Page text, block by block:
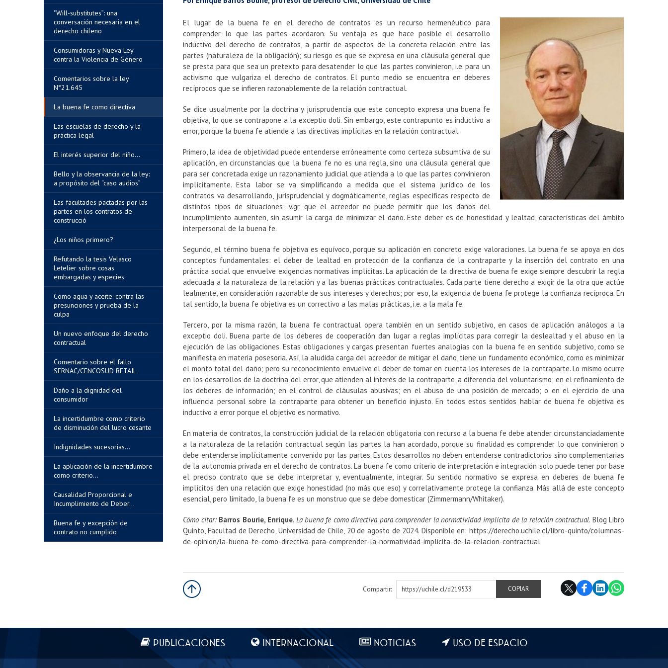
"Will-substitutes”: una
conversación necesaria en el
derecho chileno
Consumidoras y Nueva Ley
contra la Violencia de Género
Comentarios sobre la ley
N°21.645
La buena fe como directiva
Las escuelas de derecho y la
práctica legal
El interés superior del niño...
Bello y la observancia de la ley:
a propósito del “caso audios”
Las facultades pactadas por las
partes en los contratos de
construcció
¿Los niños primero?
Refutando la tesis Velasco
Letelier sobre cosas
embargadas y especies
Como agua y aceite: contra las
presunciones y prueba de la
culpa
Un nuevo enfoque del derecho
contractual
Comentario sobre el fallo
SERNAC/CENCOSUD RETAIL
Daño a la dignidad del
consumidor
La incertidumbre como criterio
de disminución del lucro cesante
Indignidades sucesorias...
La aplicación de la incertidumbre
como criterio...
Causalidad Proporcional e
Incumplimiento de Deber...
Buena fe y excepción de
contrato no cumplido
El lugar de la buena fe en el derecho de contratos es un recurso hermenéutico para
comprender lo que las partes acordaron. Su ventaja es que hace posible el desarrollo
inductivo del derecho de contratos, a partir de aspectos de la concreta relación entre las
partes (naturaleza de la obligación); su riesgo es que se expresa en una cláusula general que
se presta para que sea un pretexto para desatender lo que las partes convinieron, i.e. para un
activismo que vulgariza el derecho de contratos. El punto medio se encuentra en deberes
recíprocos que se infieren razonablemente de la relación contractual.
Se dice usualmente por la doctrina y jurisprudencia que este concepto expresa una buena fe
objetiva, lo que se contrapone a la exceptio doli. Sin embargo, este contrapunto es inductivo a
error, porque la buena fe atiende a las directivas implícitas en la relación contractual.
Primero, la idea de objetividad puede entenderse erróneamente como certeza subsumtiva de su
aplicación, en circunstancias que la buena fe no es una regla, sino una cláusula general que
para ser concretada exige un razonamiento judicial que atienda a lo que las partes convinieron
implícitamente. Esta labor se va simplificando a medida que el sistema jurídico de los
contratos va desarrollando, jurisprudencial y dogmáticamente, reglas específicas respecto de
distintos tipos de situaciones; v.gr. que el acreedor no puede permitir que los daños del
incumplimiento aumenten, sin asumir la carga de minimizar el daño. Este deber es de honestidad y lealtad, características del ámbito
interpersonal de la buena fe.
Segundo, el término buena fe objetiva es equívoco, porque su aplicación en concreto exige valoraciones. La buena fe se apoya en dos
conceptos fundamentales: el deber de lealtad en protección de la confianza de la contraparte y la inserción del contrato en una
práctica social que envuelve exigencias normativas implícitas. La aplicación de la directiva de buena fe exige siempre descubrir la regla
adecuada a la naturaleza de la relación y a las buenas prácticas contractuales. Cada parte tiene derecho a exigir de la otra que actúe
lealmente, en consideración razonable de sus intereses y derechos; por eso, la exigencia de buena fe protege la confianza recíproca. En
tal sentido, la buena fe objetiva es un correctivo a las malas prácticas, i.e. a la mala fe.
Tercero, por la misma razón, la buena fe contractual opera también en un sentido subjetivo, en casos de aplicación análogos a la
exceptio doli. Buena parte de los deberes de cooperación dan lugar a reglas implícitas para corregir la deslealtad y el abuso en la
ejecución de las obligaciones. Estas obligaciones y cargas presentan fuertes analogías con la buena fe en sentido subjetivo, como se
manifiesta en materia posesoria. Así, la aludida carga del acreedor de mitigar el daño, tiene un fundamento económico, como es minimizar
el monto total del daño; pero su reconocimiento envuelve el deber de tomar en cuenta los intereses de la contraparte. Lo mismo ocurre
en los desarrollos de la doctrina del error, que atienden al interés de la contraparte, a diferencia del voluntarismo; en el refinamiento de
los deberes de información; en el control de cláusulas abusivas; en el abuso de una posición de mercado; o en el ejercicio de una
influencia personal sobre la contraparte para obtener un beneficio injusto. En todos estos sentidos hablar de buena fe objetiva es
inductivo a error porque el objetivo es normativo.
En materia de contratos, la construcción judicial de la relación obligatoria con recurso a la buena fe debe atender circunstanciadamente
a la naturaleza de la relación contractual según las partes la han acordado, porque su finalidad es comprender lo que convinieron o
debe entenderse implícitamente convenido por las partes. Estos desarrollos no deben entenderse contradictorios sino complementarias
de la autonomía privada en el derecho de contratos. La buena fe como criterio de interpretación e integración solo puede tener por base
el preciso contrato que se debe interpretar y, eventualmente, integrar. Su sentido normativo se expresa en deberes de buena fe
implícitos den una relación que exige honestidad (no más que eso) y correlativamente protege la confianza. Más allá de este concepto
esencial, pero limitado, la buena fe es un monstruo que se debe domesticar (Zimmermann/Whitaker).
Cómo citar: Barros Bourie, Enrique. La buena fe como directiva para comprender la normatividad implícita de la relación contractual. Blog Libro
Quinto, Facultad de Derecho, Universidad de Chile, 20 de agosto de 2024. Disponible en: https://derecho.uchile.cl/libro-quinto/columnas-
de-opinion/la-buena-fe-como-directiva-para-comprender-la-normatividad-implicita-de-la-relacion-contractual
Compartir:
https://uchile.cl/d219533
COPIAR
PUBLICACIONES INTERNACIONAL NOTICIAS USO DE ESPACIO